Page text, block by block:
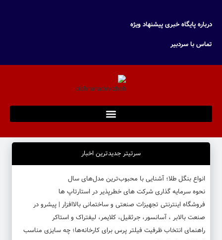
درباره پایگاه خبری پیشنهاد ویژه
تماس با سردبیر
سرتیتر جدیدترین اخبار
انواع بنگل طلا؛ آشنایی با محبوب‌ترین مدل‌های سال
نحوه سرمایه‌ گذاری شرکت‌ های خطرپذیر در استارتاپ ها
فروشگاه اینترنتی تجهیزات صنعتی و ساختمانی بالاافزار | پیشرو در
صنعت بالابر ، آسانسور، جرثقیل، کلایمر، لیفتراک و استاکر
راهنمای انتخاب ظرفیت فیلتر پرس برای کارخانه‌ها؛ چه سایزی مناسب